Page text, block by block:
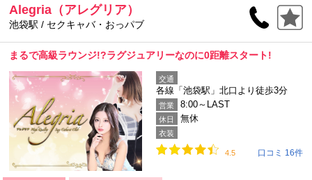
Alegria（アレグリア）
池袋駅 / セクキャバ・おっパブ
まるで高級ラウンジ!?ラグジュアリーなのに0距離スタート!
交通
各線「池袋駅」北口より徒歩3分
営業 8:00～LAST
休日 無休
衣装
4.5 口コミ 16件